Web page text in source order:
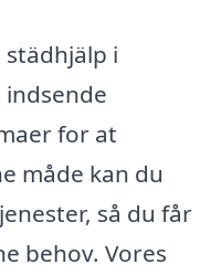
i
indsende
for at
måde kan du
så du får
behov. Vores